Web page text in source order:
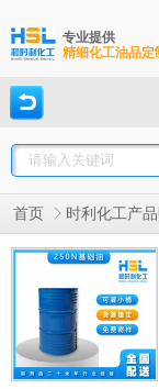
专业提供
精细化工油品定
首页 时利化工产